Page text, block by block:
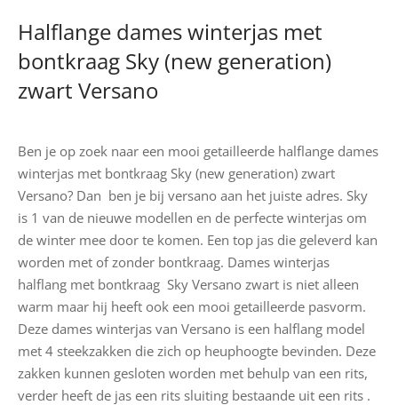
Halflange dames winterjas met
bontkraag Sky (new generation)
zwart Versano
Ben je op zoek naar een mooi getailleerde halflange dames
winterjas met bontkraag Sky (new generation) zwart
Versano? Dan ben je bij versano aan het juiste adres. Sky
is 1 van de nieuwe modellen en de perfecte winterjas om
de winter mee door te komen. Een top jas die geleverd kan
worden met of zonder bontkraag. Dames winterjas
halflang met bontkraag Sky Versano zwart is niet alleen
warm maar hij heeft ook een mooi getailleerde pasvorm.
Deze dames winterjas van Versano is een halflang model
met 4 steekzakken die zich op heuphoogte bevinden. Deze
zakken kunnen gesloten worden met behulp van een rits,
verder heeft de jas een rits sluiting bestaande uit een rits .